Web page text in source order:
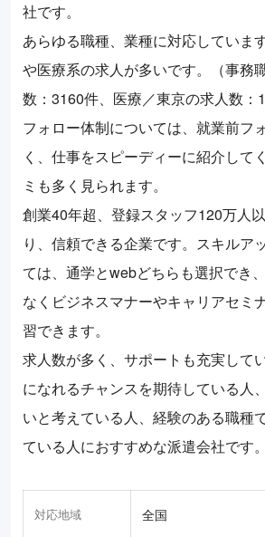
社です。
あらゆる職種、業種に対応していま
や医療系の求人が多いです。（事務
数：3160件、医療／東京の求人数：1
フォロー体制については、就業前フ
く、仕事をスピーディーに紹介して
ミも多く見られます。
創業40年超、登録スタッフ120万人
り、信頼できる企業です。スキルア
ては、通学とwebどちらも選択でき
なくビジネスマナーやキャリアセミ
習できます。
求人数が多く、サポートも充実して
になれるチャンスを期待している人
いと考えている人、経験のある職種
ている人におすすめな派遣会社です。
対応地域 全国